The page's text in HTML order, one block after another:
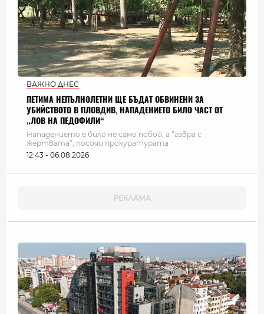
ВАЖНО ДНЕС
ПЕТИМА НЕПЪЛНОЛЕТНИ ЩЕ БЪДАТ ОБВИНЕНИ ЗА
УБИЙСТВОТО В ПЛОВДИВ, НАПАДЕНИЕТО БИЛО ЧАСТ ОТ
„ЛОВ НА ПЕДОФИЛИ“
Нападението е било не само побой, а “гавра с
жертвата”, посочи прокуратурата
12:43 - 06.08.2026